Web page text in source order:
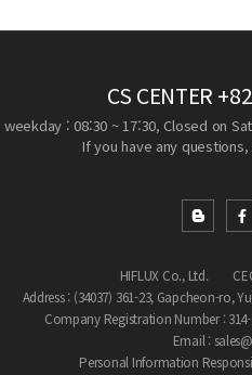
CS CENTER
weekday : 08:30 ~ 17:30, Closed on
If you have any
HIFLUX Co., Ltd.
Address : (34037) 361-23, Gapcheon-ro,
Company Registration Number : 314-
Email :
Personal Information